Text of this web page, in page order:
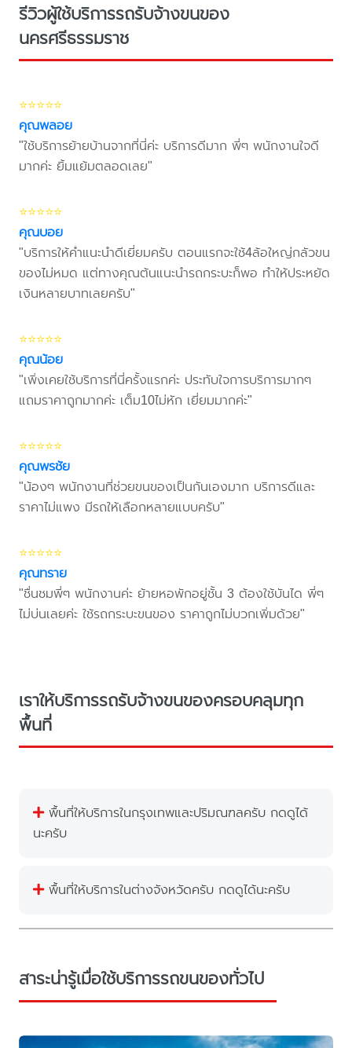
รีวิวผู้ใช้บริการรถรับจ้างขนของ
นครศรีธรรมราช
⭐⭐⭐⭐⭐
คุณพลอย
"ใช้บริการย้ายบ้านจากที่นี่ค่ะ บริการดีมาก พี่ๆ พนักงานใจดี
มากค่ะ ยิ้มแย้มตลอดเลย"
⭐⭐⭐⭐⭐
คุณบอย
"บริการให้คำแนะนำดีเยี่ยมครับ ตอนแรกจะใช้4ล้อใหญ่กลัวขน
ของไม่หมด แต่ทางคุณต้นแนะนำรถกระบะก็พอ ทำให้ประหยัด
เงินหลายบาทเลยครับ"
⭐⭐⭐⭐⭐
คุณน้อย
"เพิ่งเคยใช้บริการที่นี่ครั้งแรกค่ะ ประทับใจการบริการมากๆ
แถมราคาถูกมากค่ะ เต็ม10ไม่หัก เยี่ยมมากค่ะ"
⭐⭐⭐⭐⭐
คุณพรชัย
"น้องๆ พนักงานที่ช่วยขนของเป็นกันเองมาก บริการดีและ
ราคาไม่แพง มีรถให้เลือกหลายแบบครับ"
⭐⭐⭐⭐⭐
คุณทราย
"ชื่นชมพี่ๆ พนักงานค่ะ ย้ายหอพักอยู่ชั้น 3 ต้องใช้บันได พี่ๆ
ไม่บ่นเลยค่ะ ใช้รถกระบะขนของ ราคาถูกไม่บวกเพิ่มด้วย"
เราให้บริการรถรับจ้างขนของครอบคลุมทุก
พื้นที่
พื้นที่ให้บริการในกรุงเทพและปริมณฑลครับ กดดูได้
นะครับ
พื้นที่ให้บริการในต่างจังหวัดครับ กดดูได้นะครับ
สาระน่ารู้เมื่อใช้บริการรถขนของทั่วไป